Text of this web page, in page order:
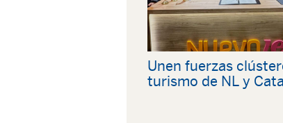
Unen fuerzas
turismo de NL y